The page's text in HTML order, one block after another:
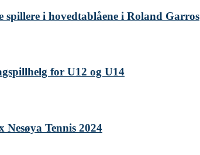
spillere i hovedtablåene i Roland Garros
for U12 og U14
Nesøya Tennis 2024